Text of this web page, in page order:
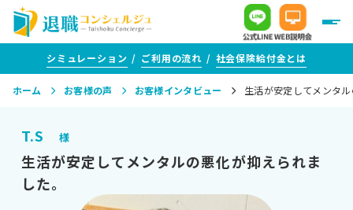
＋
給付金サポートをご検討中の方
シミュレーション ご利用の流れ 社会保険給付金とは
ホーム お客様の声 お客様インタビュー 生活が安定してメンタ
T.S 様
生活が安定してメンタルの悪化が抑えられま
した。